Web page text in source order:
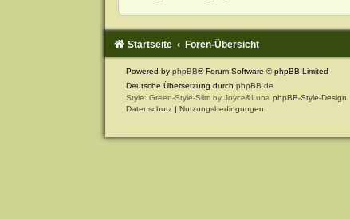
Startseite Foren-Übersicht
Powered by phpBB® Forum Software © phpBB Limited
Deutsche Übersetzung durch phpBB.de
Style: Green-Style-Slim by Joyce&Luna phpBB-Style-Design
Datenschutz | Nutzungsbedingungen